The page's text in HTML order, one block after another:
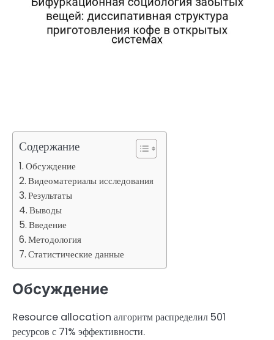
Содержание
Обсуждение
Видеоматериалы исследования
Результаты
Выводы
Введение
Методология
Статистические данные
Обсуждение
Resource allocation алгоритм распределил 501
ресурсов с 71% эффективности.